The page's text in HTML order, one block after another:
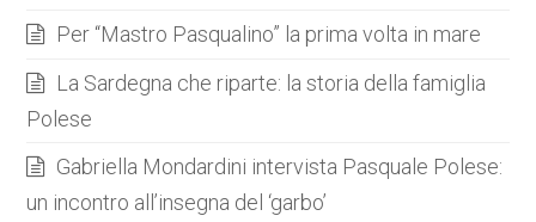
Per “Mastro Pasqualino” la prima volta in mare
La Sardegna che riparte: la storia della famiglia
Polese
Gabriella Mondardini intervista Pasquale Polese:
un incontro all’insegna del ‘garbo’